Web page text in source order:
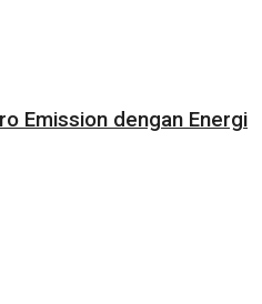
Emission dengan Energi